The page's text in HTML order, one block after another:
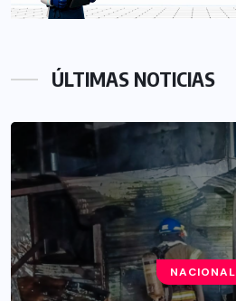
ÚLTIMAS NOTICIAS
NACIONAL